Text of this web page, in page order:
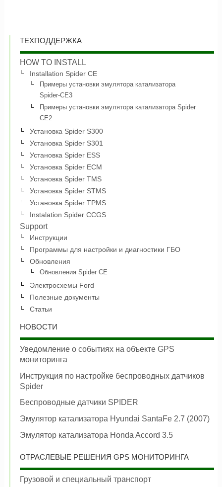
ТЕХПОДДЕРЖКА
HOW TO INSTALL
Installation Spider CE
Примеры установки эмулятора катализатора
Spider-CE3
Примеры установки эмулятора катализатора Spider
CE2
Установка Spider S300
Установка Spider S301
Установка Spider ESS
Установка Spider ECM
Установка Spider TMS
Установка Spider STMS
Установка Spider TPMS
Instalation Spider CCGS
Support
Инструкции
Программы для настройки и диагностики ГБО
Обновления
Обновления Spider CE
Электросхемы Ford
Полезные документы
Статьи
НОВОСТИ
Уведомление о событиях на объекте GPS
мониторинга
Инструкция по настройке беспроводных датчиков
Spider
Беспроводные датчики SPIDER
Эмулятор катализатора Hyundai SantaFe 2.7 (2007)
Эмулятор катализатора Honda Accord 3.5
ОТРАСЛЕВЫЕ РЕШЕНИЯ GPS МОНИТОРИНГА
Грузовой и специальный транспорт